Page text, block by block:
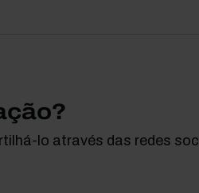
lo através das redes